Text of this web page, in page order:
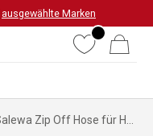
ausgewählte Marken
WunschlisteWarenkorb